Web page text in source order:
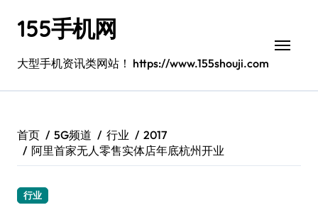
155手机网
大型手机资讯类网站！ https://www.155shouji.com
首页 5G频道 行业
2017
阿里首家无人零售实体店年底杭州开业
行业